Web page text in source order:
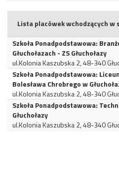
Lista placówek wchodzących w
Szkoła Ponadpodstawowa:
Głuchołazach - ZS Głuchołazy
ul.Kolonia Kaszubska 2, 48-340
Szkoła Ponadpodstawowa:
Bolesława Chrobrego w
ul.Kolonia Kaszubska 2, 48-340
Szkoła Ponadpodstawowa:
Głuchołazy
ul.Kolonia Kaszubska 2, 48-340